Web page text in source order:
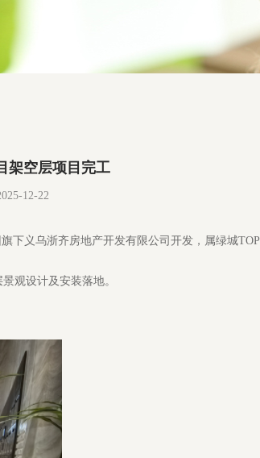
架空层项目完工
12-22
下义乌浙齐房地产开发有限公司开发，属绿城TOP
观设计及安装落地。